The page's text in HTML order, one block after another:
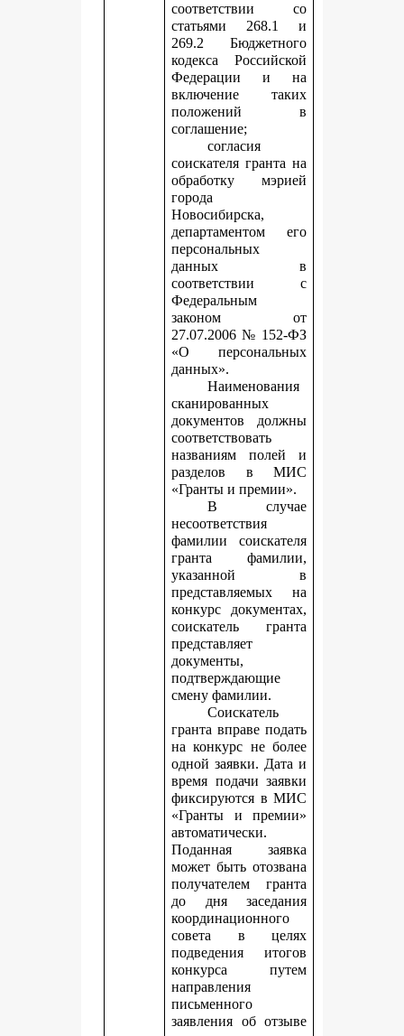
соответствии со
статьями 268.1 и
269.2 Бюджетного
кодекса Российской
Федерации и на
включение таких
положений в
соглашение;
согласия
соискателя гранта на
обработку мэрией
города
Новосибирска,
департаментом его
персональных
данных в
соответствии с
Федеральным
законом от
27.07.2006 № 152-ФЗ
«О персональных
данных».
Наименования
сканированных
документов должны
соответствовать
названиям полей и
разделов в МИС
«Гранты и премии».
В случае
несоответствия
фамилии соискателя
гранта фамилии,
указанной в
представляемых на
конкурс документах,
соискатель гранта
представляет
документы,
подтверждающие
смену фамилии.
Соискатель
гранта вправе подать
на конкурс не более
одной заявки. Дата и
время подачи заявки
фиксируются в МИС
«Гранты и премии»
автоматически.
Поданная заявка
может быть отозвана
получателем гранта
до дня заседания
координационного
совета в целях
подведения итогов
конкурса путем
направления
письменного
заявления об отзыве